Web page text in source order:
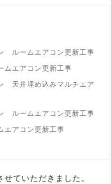
ルームエアコン更新工事
エアコン更新工事
井埋め込みマルチエア
ームエアコン更新工事
アコン更新工事
ていただきました。